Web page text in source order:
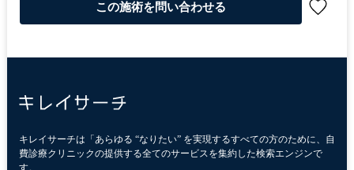
この施術を問い合わせる
キレイサーチは「あらゆる “なりたい” を実現するすべての方のために、自
費診療クリニックの提供する全てのサービスを集約した検索エンジンで